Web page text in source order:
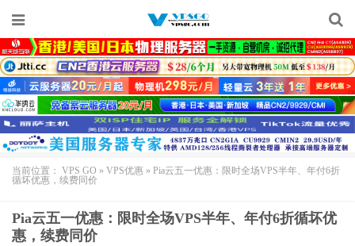
当前位置： VPS GO » VPS优惠 » Pia云五一优惠：限时全场VPS半年、年付6折
循坏优惠，续费同价
Pia云五一优惠：限时全场VPS半年、年付6折循坏优
惠，续费同价